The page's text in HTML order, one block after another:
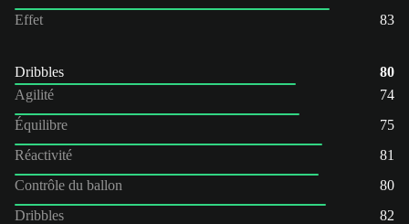
Effet
83
Dribbles
80
Agilité
74
Équilibre
75
Réactivité
81
Contrôle du ballon
80
Dribbles
82